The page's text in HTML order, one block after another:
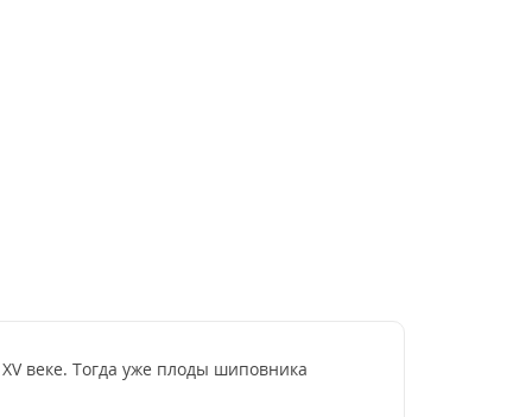
веке. Тогда уже плоды шиповника